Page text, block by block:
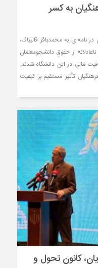
به کسر
نامه‌ای به محمدباقر قالیباف،
از حقوق دانشجومعلمان
مالی در این دانشگاه شدند.
تأثیر مستقیم بر کیفیت
کانون تحول و